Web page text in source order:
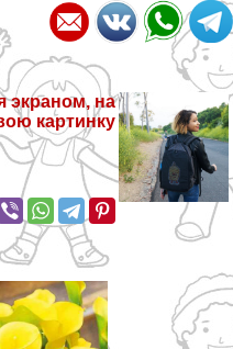
экраном, на
картинку